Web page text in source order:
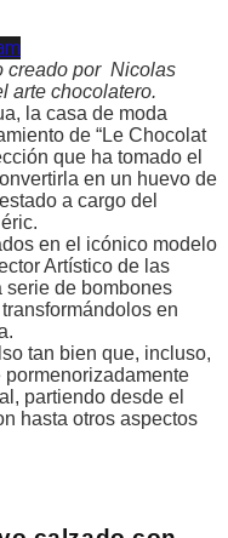
creado por Nicolas
arte chocolatero.
la casa de moda
de “Le Chocolat
que ha tomado el
en un huevo de
a cargo del
en el icónico modelo
Artístico de las
serie de bombones
en
tan bien que, incluso,
partiendo desde el
hasta otros aspectos